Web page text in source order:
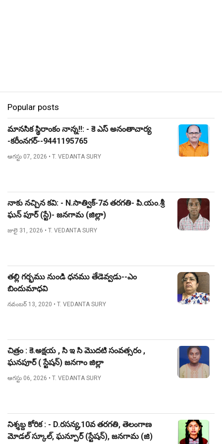
Popular posts
మానసిక స్థిరాంకం నాన్న!!: - కె ఎస్ అనంతాచార్య
-కరీంనగర్--9441195765
ఆగస్టు 07, 2026 • T. VEDANTA SURY
నాకు నచ్చిన కవి: - N.సాత్విక్-7వ తరగతి- పి.యం.శ్రీ
ఘన్ పూర్ (స్టే)- జనగామ (జిల్లా)
జులై 31, 2026 • T. VEDANTA SURY
తల్లి గర్భము నుండి ధనము తేడెవ్వడు--ఎం
బిందుమాధవి
నవంబర్ 13, 2020 • T. VEDANTA SURY
చిత్రం : కె.అక్షయ , సి ఇ సి మొదటి సంవత్సరం ,
ఘనపూర్ ( స్టేషన్) జనగాం జిల్లా
ఆగస్టు 06, 2026 • T. VEDANTA SURY
నిశ్శబ్ద కోరిక : - D.రసన్య,10వ తరగతి, తెలంగాణ
మోడల్ స్కూల్, ఘన్పూర్ (స్టేషన్), జనగామ (జి)